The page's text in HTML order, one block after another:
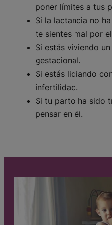
poner límites a tus
Si la lactancia no
te sientes mal por
Si estás viviendo
gestacional.
Si estás lidiando
infertilidad.
Si tu parto ha sido
pensar en él.